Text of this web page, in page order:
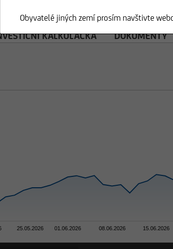
KALKULAČKA DOKUMENTY
25.05.2026 01.06.2026 08.06.2026 15.06.2026
Obyvatelé jiných zemí prosím navštivte